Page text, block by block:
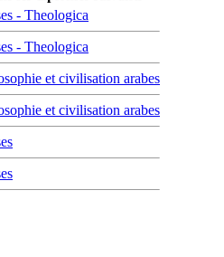
- Theologica
- Theologica
et civilisation arabes
et civilisation arabes